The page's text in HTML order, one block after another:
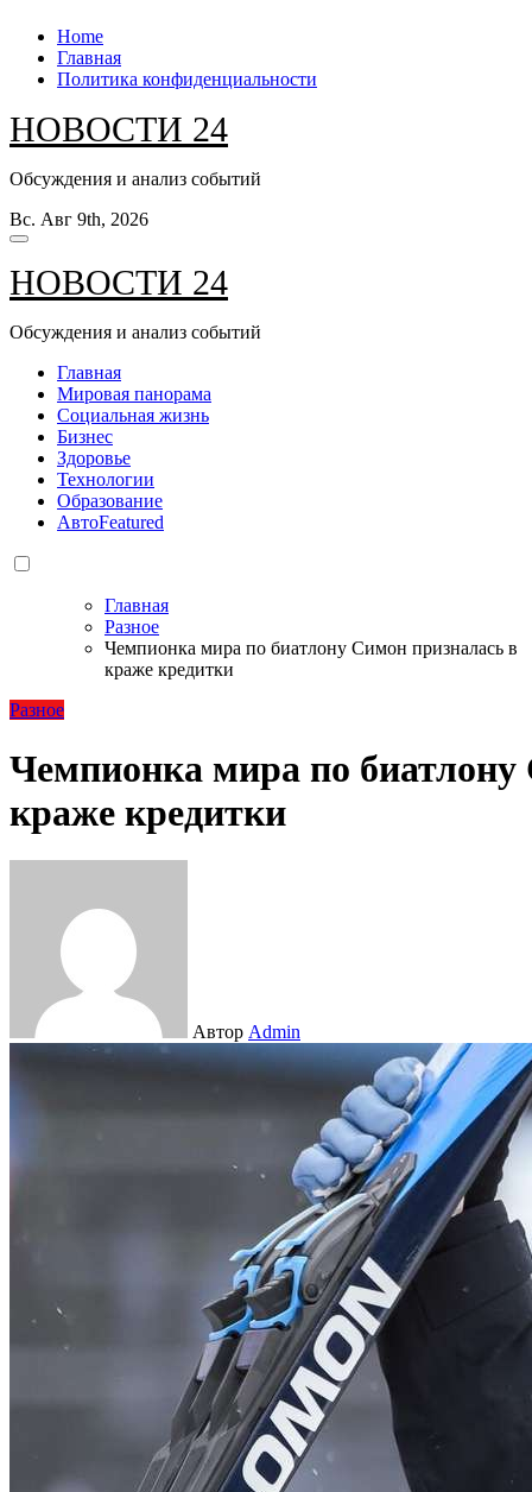
Перейти
содержанию
Home
Главная
Политика конфиденциальности
НОВОСТИ 24
Обсуждения и анализ событий
Вс. Авг 9th, 2026
НОВОСТИ 24
Обсуждения и анализ событий
Главная
Мировая панорама
Социальная жизнь
Бизнес
Здоровье
Технологии
Образование
АвтоFeatured
Главная
Разное
Чемпионка мира по биатлону Симон призналась в
краже кредитки
Разное
Чемпионка мира по
краже кредитки
Автор Admin